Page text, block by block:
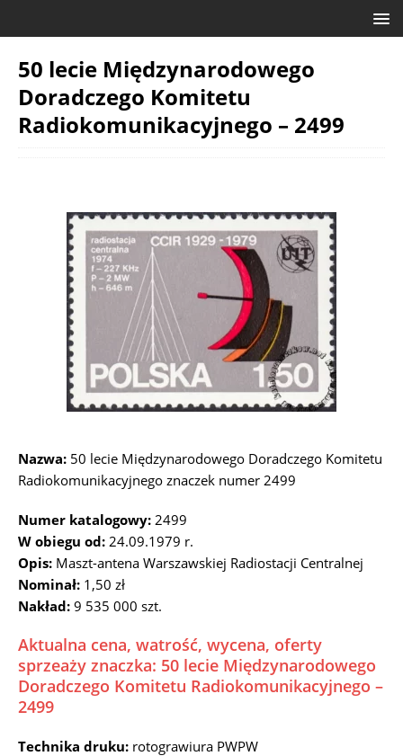
50 lecie Międzynarodowego
Doradczego Komitetu
Radiokomunikacyjnego – 2499
Nazwa: 50 lecie Międzynarodowego Doradczego Komitetu
Radiokomunikacyjnego znaczek numer 2499
Numer katalogowy: 2499
W obiegu od: 24.09.1979 r.
Opis: Maszt-antena Warszawskiej Radiostacji Centralnej
Nominał: 1,50 zł
Nakład: 9 535 000 szt.
Aktualna cena, watrość, wycena, oferty
sprzeaży znaczka: 50 lecie Międzynarodowego
Doradczego Komitetu Radiokomunikacyjnego –
2499
Technika druku: rotograwiura PWPW